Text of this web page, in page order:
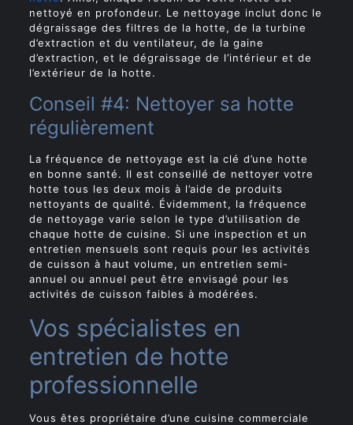
nettoyé en profondeur. Le nettoyage inclut donc le
dégraissage des filtres de la hotte, de la turbine
d’extraction et du ventilateur, de la gaine
d’extraction, et le dégraissage de l’intérieur et de
l’extérieur de la hotte.
Conseil #4: Nettoyer sa hotte
régulièrement
La fréquence de nettoyage est la clé d’une hotte
en bonne santé. Il est conseillé de nettoyer votre
hotte tous les deux mois à l’aide de produits
nettoyants de qualité. Évidemment, la fréquence
de nettoyage varie selon le type d’utilisation de
chaque hotte de cuisine. Si une inspection et un
entretien mensuels sont requis pour les activités
de cuisson à haut volume, un entretien semi-
annuel ou annuel peut être envisagé pour les
activités de cuisson faibles à modérées.
Vos spécialistes en
entretien de hotte
professionnelle
Vous êtes propriétaire d’une cuisine commerciale